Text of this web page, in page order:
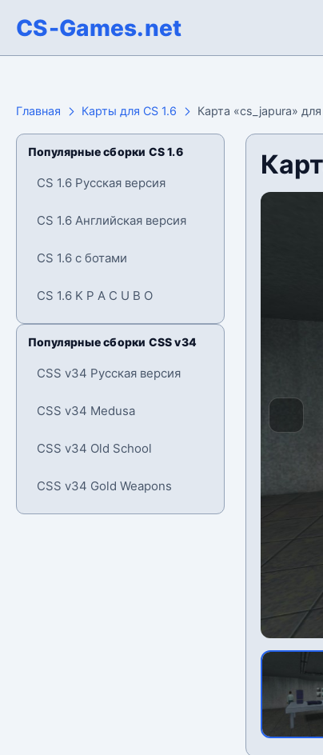
CS-Games.net
Главная Карты для CS 1.6 Карта «cs_japura» для
Популярные сборки CS 1.6
CS 1.6 Русская версия
CS 1.6 Английская версия
CS 1.6 с ботами
CS 1.6 K P A C U B O
Популярные сборки CSS v34
CSS v34 Русская версия
CSS v34 Medusa
CSS v34 Old School
CSS v34 Gold Weapons